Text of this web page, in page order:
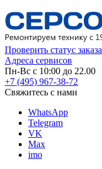
Проверить статус заказа
Адреса сервисов
Пн-Вс с 10:00 до 22.00
+7 (495) 967-38-72
Свяжитесь с нами
WhatsApp
Telegram
VK
Max
imo